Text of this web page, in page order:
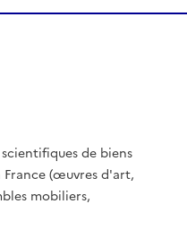
de biens
France (œuvres d'art,
mobiliers,